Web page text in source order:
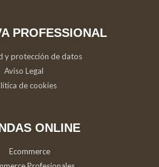
PROFESSIONAL
y protección de datos
Aviso Legal
de cookies
ONLINE
Ecommerce